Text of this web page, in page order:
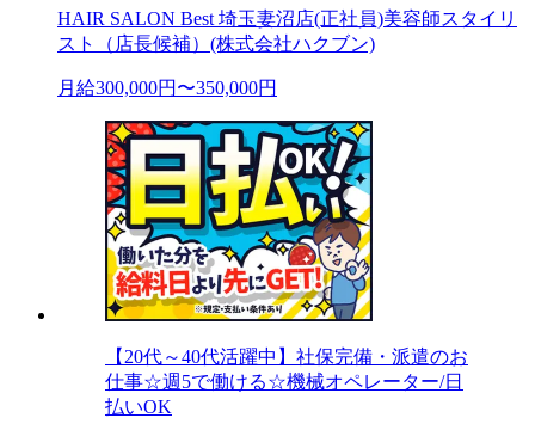
HAIR SALON Best 埼玉妻沼店(正社員)美容師スタイリ
スト（店長候補）(株式会社ハクブン)
月給300,000円〜350,000円
【20代～40代活躍中】社保完備・派遣のお
仕事☆週5で働ける☆機械オペレーター/日
払いOK